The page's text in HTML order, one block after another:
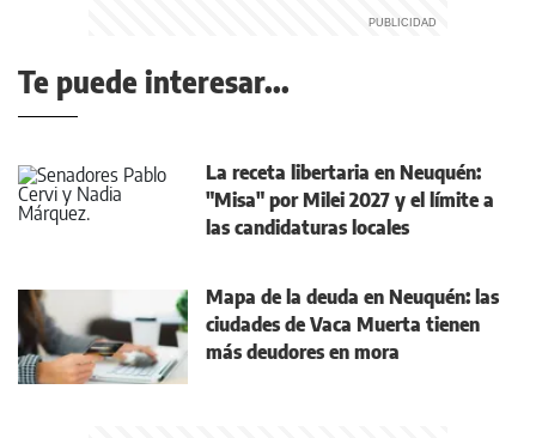
Te puede interesar...
La receta libertaria en Neuquén:
"Misa" por Milei 2027 y el límite a
las candidaturas locales
Mapa de la deuda en Neuquén: las
ciudades de Vaca Muerta tienen
más deudores en mora